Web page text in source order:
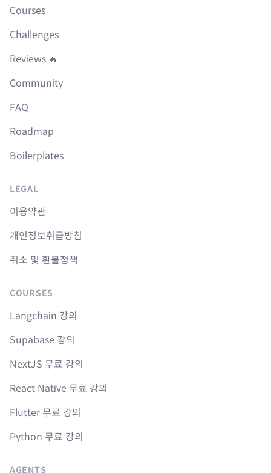
Courses
Challenges
Reviews 🔥
Community
FAQ
Roadmap
Boilerplates
LEGAL
이용약관
개인정보취급방침
취소 및 환불정책
COURSES
Langchain 강의
Supabase 강의
NextJS 무료 강의
React Native 무료 강의
Flutter 무료 강의
Python 무료 강의
AGENTS